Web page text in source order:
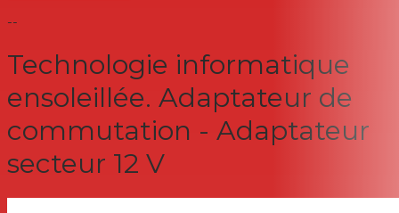
--
Technologie informatique
ensoleillée. Adaptateur de
commutation - Adaptateur
secteur 12 V